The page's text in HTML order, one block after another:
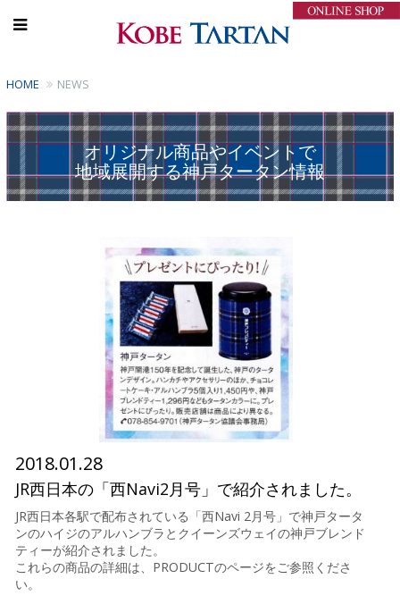
HOME NEWS
オリジナル商品やイベントで
地域展開する神戸タータン情報
2018.01.28
JR西日本の「西Navi2月号」で紹介されました。
JR西日本各駅で配布されている「西Navi 2月号」で神戸タータ
ンのハイジのアルハンブラとクイーンズウェイの神戸ブレンド
ティーが紹介されました。
これらの商品の詳細は、PRODUCTのページをご参照くださ
い。